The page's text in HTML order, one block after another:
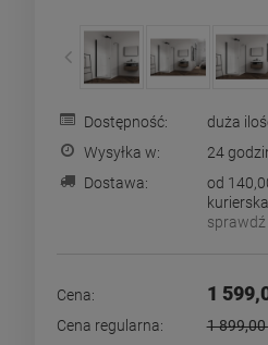
Dostępność:
duża
Wysyłka w:
24
Dostawa:
od
kurierska
Cena nie zawiera
Cena: 1
Cena regularna:
1 899,00